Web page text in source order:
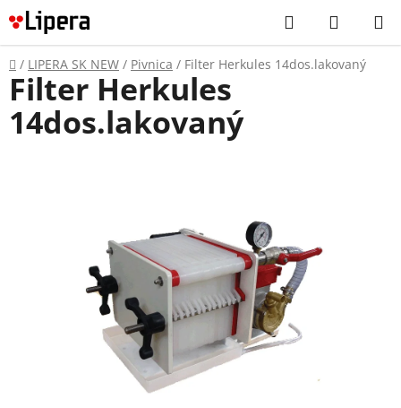
Prejsť
na
obsah
Hľadať
KOŠÍK
Domov
/ LIPERA SK NEW / Pivnica / Filter Herkules 14dos.lakovaný
Filter Herkules
14dos.lakovaný